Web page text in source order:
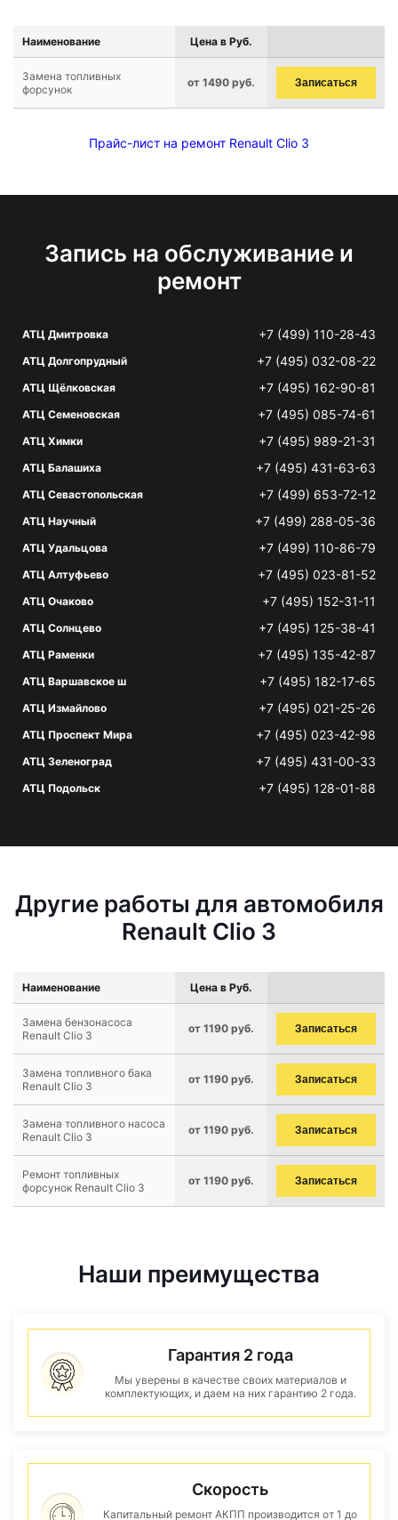
Наименование Цена в Руб.
Замена топливных
форсунок
от 1490 руб. Записаться
Прайс-лист на ремонт Renault Clio 3
Запись на обслуживание и
ремонт
АТЦ Дмитровка +7 (499) 110-28-43
АТЦ Долгопрудный +7 (495) 032-08-22
АТЦ Щёлковская +7 (495) 162-90-81
АТЦ Семеновская +7 (495) 085-74-61
АТЦ Химки +7 (495) 989-21-31
АТЦ Балашиха +7 (495) 431-63-63
АТЦ Севастопольская +7 (499) 653-72-12
АТЦ Научный +7 (499) 288-05-36
АТЦ Удальцова +7 (499) 110-86-79
АТЦ Алтуфьево +7 (495) 023-81-52
АТЦ Очаково +7 (495) 152-31-11
АТЦ Солнцево +7 (495) 125-38-41
АТЦ Раменки +7 (495) 135-42-87
АТЦ Варшавское ш +7 (495) 182-17-65
АТЦ Измайлово +7 (495) 021-25-26
АТЦ Проспект Мира +7 (495) 023-42-98
АТЦ Зеленоград +7 (495) 431-00-33
АТЦ Подольск +7 (495) 128-01-88
Другие работы для автомобиля
Renault Clio 3
Наименование Цена в Руб.
Замена бензонасоса
Renault Clio 3
от 1190 руб. Записаться
Замена топливного бака
Renault Clio 3
от 1190 руб. Записаться
Замена топливного насоса
Renault Clio 3
от 1190 руб. Записаться
Ремонт топливных
форсунок Renault Clio 3
от 1190 руб. Записаться
Наши преимущества
Гарантия 2 года
Мы уверены в качестве своих материалов и
комплектующих, и даем на них гарантию 2 года.
Скорость
Капитальный ремонт АКПП производится от 1 до